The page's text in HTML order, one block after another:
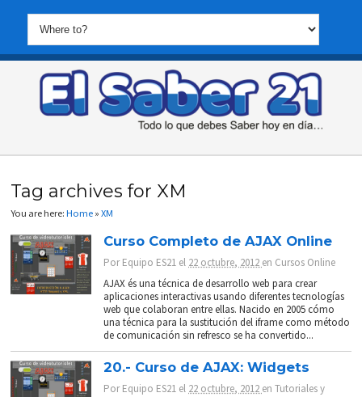
Tag archives for XM
You are here:Home »XM
Curso Completo de AJAX Online
PorEquipo ES21 el 22 octubre, 2012 en Cursos Online
AJAX és una técnica de desarrollo web para crear
aplicaciones interactivas usando diferentes tecnologías
web que colaboran entre ellas. Nacido en 2005 cómo
una técnica para la sustitución del iframe como método
de comunicación sin refresco se ha convertido...
20.- Curso de AJAX: Widgets
PorEquipo ES21 el 22 octubre, 2012 enTutoriales y